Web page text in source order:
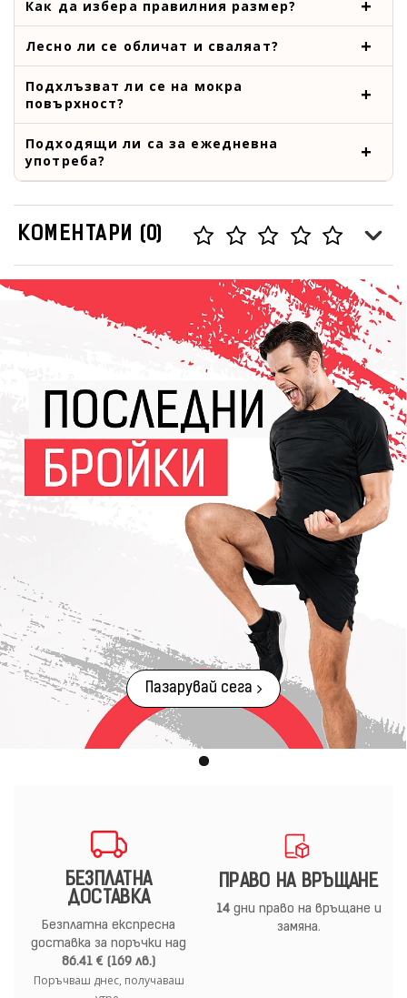
Как да избера правилния размер?
Лесно ли се обличат и сваляат?
Подхлъзват ли се на мокра
повърхност?
Подходящи ли са за ежедневна
употреба?
КОМЕНТАРИ (0)
Пазарувай сега
БЕЗПЛАТНА
ДОСТАВКА
Безплатна експресна
доставка за поръчки над
86.41 € (169 лв.)
Поръчваш днес, получаваш
ПРАВО НА ВРЪЩАНЕ
14дни право на връщане и
замяна.